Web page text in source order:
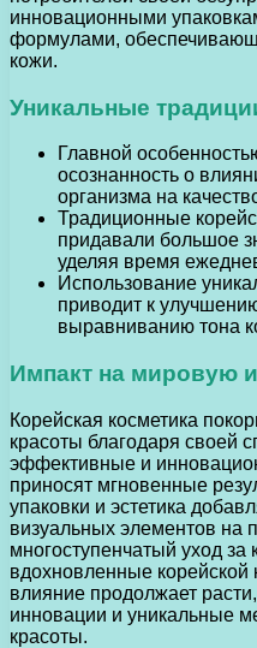
инновационными
формулами,
кожи.
Уникальные
Главной
осознанность о
организма на
Традиционные
придавали большое
уделяя время
Использование
приводит к
выравниванию тона
Импакт на мировую
Корейская косметика
красоты благодаря своей
эффективные и
приносят мгновенные
упаковки и эстетика
визуальных элементов на
многоступенчатый уход
вдохновленные корейской
влияние продолжает
инновации и уникальные
красоты.